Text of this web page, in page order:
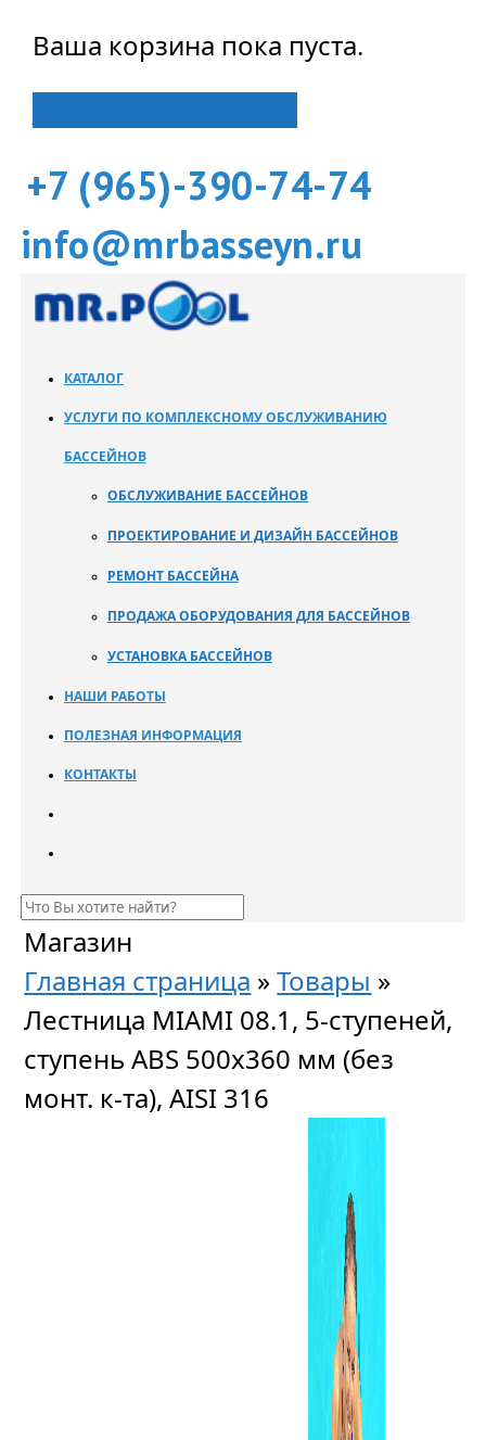
Ваша корзина пока пуста.
+7 (965)-390-74-74
info@mrbasseyn.ru
КАТАЛОГ
УСЛУГИ ПО КОМПЛЕКСНОМУ ОБСЛУЖИВАНИЮ
БАССЕЙНОВ
ОБСЛУЖИВАНИЕ БАССЕЙНОВ
ПРОЕКТИРОВАНИЕ И ДИЗАЙН БАССЕЙНОВ
РЕМОНТ БАССЕЙНА
ПРОДАЖА ОБОРУДОВАНИЯ ДЛЯ БАССЕЙНОВ
УСТАНОВКА БАССЕЙНОВ
НАШИ РАБОТЫ
ПОЛЕЗНАЯ ИНФОРМАЦИЯ
КОНТАКТЫ
Магазин
Главная страница »Товары »
Лестница MIAMI 08.1, 5-ступеней,
ступень ABS 500х360 мм (без
монт. к-та), AISI 316